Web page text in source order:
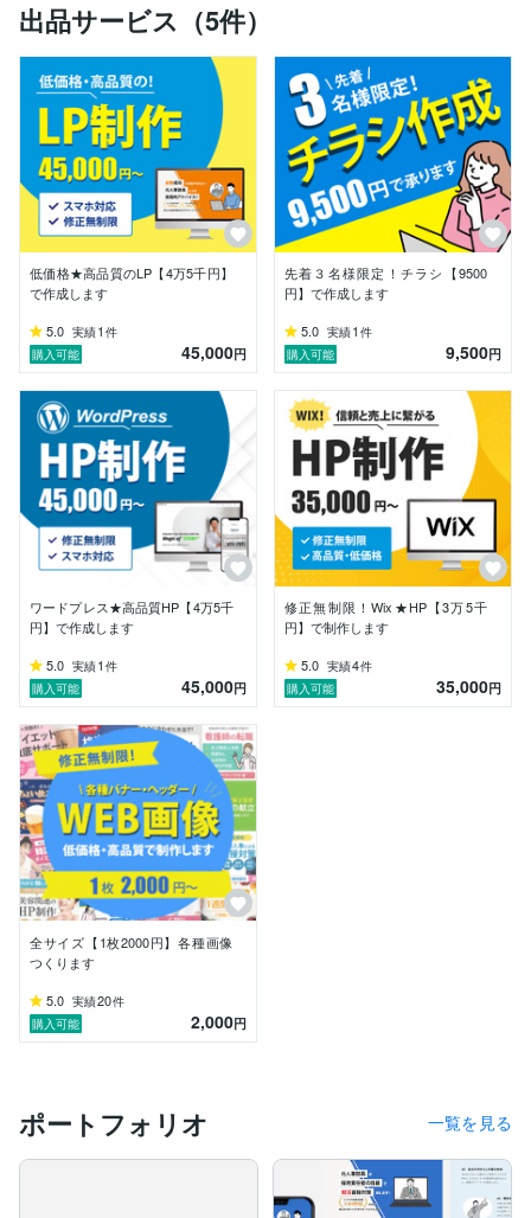
またあるときは、コーヒーショップのスタッフとして来
店されたお客様との対話を大切にしながら、一人ひとり
にあわせたオリジナルコーヒーの提案を行い、店舗の顧
客満足度の向上に貢献しました。
他にもレストランスタッフとして、お客様にワクワクし
てお料理を待っていただけるようイラストを加えた手書
きのオリジナルメニューを作成したり、イタリアンジェ
ラート屋では、夜は仕事帰りに立ち寄るお客様が多いこ
とからクラフトビールの販売提案を自ら行い、売り上げ
向上に繋げました。
現在はwebデザイナーのお仕事をしながら、通信販売の
ングし、お客様に合わせたサービス提案を行っていま
す。
このように様々な仕事の経験を活かし、「お客様が求め
ているものは何か」を常に考え、クライアント様のご要
望にしっかりお応えし、見た人を惹きつけるデザインを
作成致します。
責任感をもって迅速・丁寧・柔軟な対応を心がけており
ます。
どうぞよろしくお願いいたします。
できるだけご要望にお応えできるようにしますので、ま
ずはお気軽にご相談ください♪
【サービス内容】
・バナー・サムネイル・ヘッダー作成
を問わずに対応可能です。
・LP制作
・HP制作
【使用可能ツール】
・Photoshop
・HTML/CSS
・WordPress
・Wix
出品サービス（5件）
低価格★高品質のLP【4万5千円】
で作成します
5.0 実績1 件
購入可能
45,000円
先着３名様限定！チラシ【9500
円】で作成します
5.0 実績1 件
購入可能
9,500円
ワードプレス★高品質HP【4万5千
円】で作成します
5.0 実績1 件
購入可能
45,000円
修正無制限！Wix★HP【3万5千
円】で制作します
5.0 実績4件
購入可能
35,000円
全サイズ【1枚2000円】各種画像
つくります
5.0 実績20件
購入可能
2,000円
ポートフォリオ 一覧を見る